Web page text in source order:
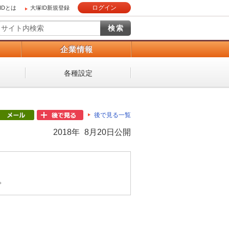
とは 大塚ID新規登録 ログイン
企業情報
各種設定
後で見る一覧
2018年 8月20日公開